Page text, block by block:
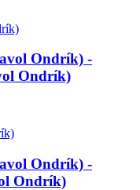
Ondrík) -
Ondrík)
Ondrík) -
Ondrík)